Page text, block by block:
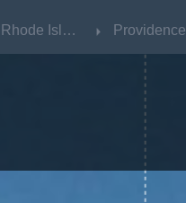
Rhode Island Providence
Rhode Island Providence